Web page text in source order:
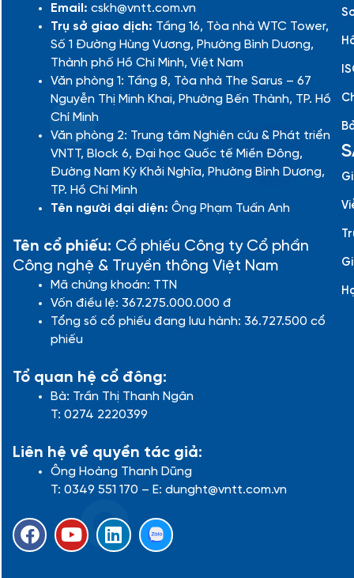
Email: cskh@vntt.com.vn
Trụ sở giao dịch: Tầng 16, Tòa nhà WTC Tower,
Số 1 Đường Hùng Vương, Phường Bình Dương,
Thành phố Hồ Chí Minh, Việt Nam
Văn phòng 1: Tầng 8, Tòa nhà The Sarus – 67
Nguyễn Thị Minh Khai, Phường Bến Thành, TP. Hồ
Chí Minh
Văn phòng 2: Trung tâm Nghiên cứu & Phát triển
VNTT, Block 6, Đại học Quốc tế Miền Đông,
Đường Nam Kỳ Khởi Nghĩa, Phường Bình Dương,
TP. Hồ Chí Minh
Tên người đại diện: Ông Phạm Tuấn Anh
Tên cổ phiếu: Cổ phiếu Công ty Cổ phần
Công nghệ & Truyền thông Việt Nam
Mã chứng khoán: TTN
Vốn điều lệ: 367.275.000.000 đ
Tổng số cổ phiếu đang lưu hành: 36.727.500 cổ
phiếu
Tổ quan hệ cổ đông:
Bà: Trần Thị Thanh Ngân
T: 0274 2220399
Liên hệ về quyền tác giả:
Ông Hoàng Thanh Dũng
T: 0349 551 170 – E: dunght@vntt.com.vn
F
a
Y
o
L
i